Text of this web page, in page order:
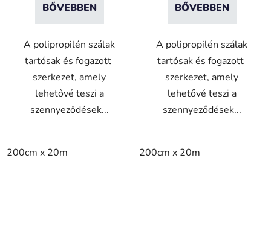
BŐVEBBEN
A polipropilén szálak
tartósak és fogazott
szerkezet, amely
lehetővé teszi a
szennyeződések...
200cm x 20m
BŐVEBBEN
A polipropilén szálak
tartósak és fogazott
szerkezet, amely
lehetővé teszi a
szennyeződések...
200cm x 20m